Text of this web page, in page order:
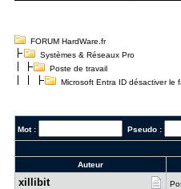
FORUM HardWare.fr
Systèmes & Réseaux Pro
Poste de travail
Microsoft Entra ID désactiver le
Mot : Pseudo :
Auteur
xillibit